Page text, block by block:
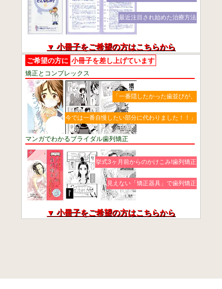
最近注目され始めた治療方法
▼ 小冊子をご希望の方はこちらから
ご希望の方に 小冊子を差し上げています
矯正とコンプレックス
「一番隠したかった歯並びが、
今では一番自慢したい部分に代わりました！！」
マンガでわかるブライダル歯列矯正
挙式3ヶ月前からのかけこみ!歯列矯正
見えない「矯正器具」で歯列矯正
▼ 小冊子をご希望の方はこちらから